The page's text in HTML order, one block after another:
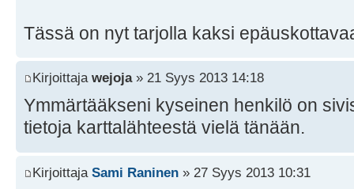
Tässä on nyt tarjolla kaksi
Kirjoittaja wejoja» 21 Syys 2013 14:18
Ymmärtääkseni kyseinen henkilö on
tietoja karttalähteestä vielä tänään.
Kirjoittaja Sami Raninen » 27 Syys 2013 10:31